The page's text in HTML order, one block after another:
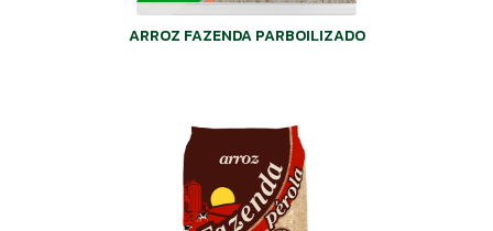
ARROZ FAZENDA PARBOILIZADO